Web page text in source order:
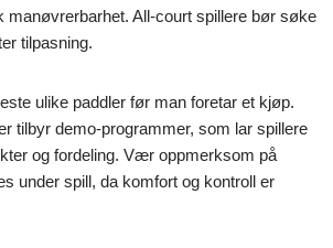
manøvrerbarhet. All-court spillere bør søke
tilpasning.
ulike paddler før man foretar et kjøp.
tilbyr demo-programmer, som lar spillere
og fordeling. Vær oppmerksom på
under spill, da komfort og kontroll er